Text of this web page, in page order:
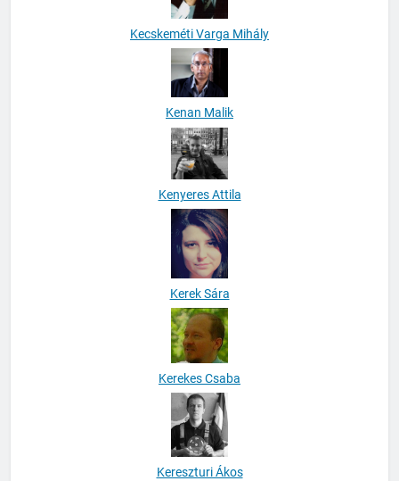
Kecskeméti Varga Mihály
Kenan Malik
Kenyeres Attila
Kerek Sára
Kerekes Csaba
Kereszturi Ákos